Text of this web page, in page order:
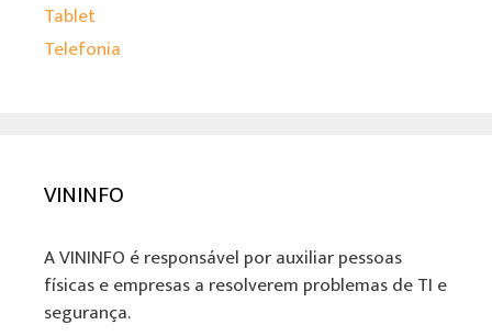
Tablet
Telefonia
VININFO
A VININFO é responsável por auxiliar pessoas
físicas e empresas a resolverem problemas de TI e
segurança.